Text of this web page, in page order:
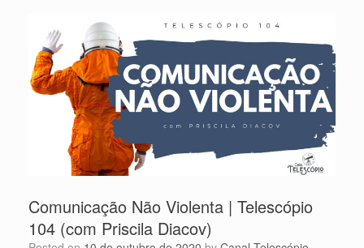
Comunicação Não Violenta | Telescópio
104 (com Priscila Diacov)